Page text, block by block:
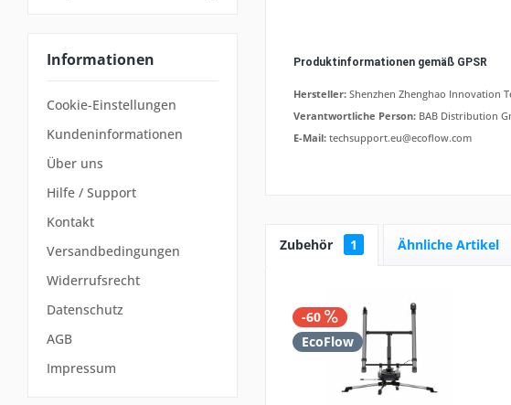
Informationen
Cookie-Einstellungen
Kundeninformationen
Über uns
Hilfe / Support
Kontakt
Versandbedingungen
Widerrufsrecht
Datenschutz
AGB
Impressum
Produktinformationen gemäß GPSR
Hersteller: Shenzhen Zhenghao Innovation
Verantwortliche Person: BAB Distribution
E-Mail: techsupport.eu@ecoflow.com
Zubehör 1 Ähnliche Artikel
-60
EcoFlow